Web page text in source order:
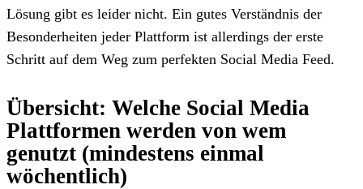
Lösung gibt es leider nicht. Ein gutes Verständnis der
Besonderheiten jeder Plattform ist allerdings der erste
Schritt auf dem Weg zum perfekten Social Media Feed.
Übersicht: Welche Social Media
Plattformen werden von wem
genutzt (mindestens einmal
wöchentlich)